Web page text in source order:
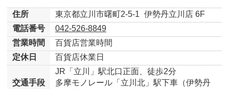
住所 東京都立川市曙町2-5-1 伊勢丹立川店 6F
電話番号
042-526-8849
営業時間
百貨店営業時間
定休日
百貨店休業日
交通手段
JR「立川」駅北口正面、徒歩2分
多摩モノレール「立川北」駅下車（伊勢丹